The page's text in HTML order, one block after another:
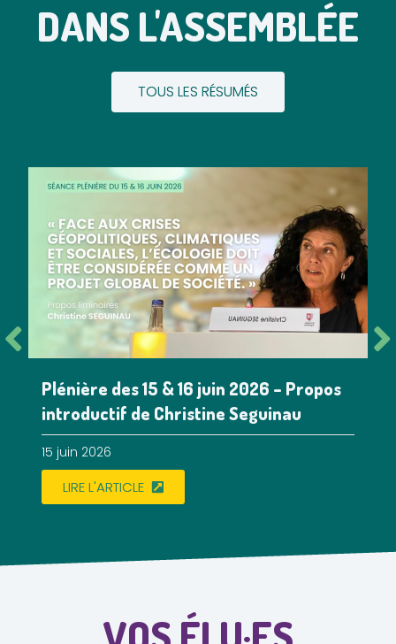
DANS L'ASSEMBLÉE
TOUS LES RÉSUMÉS
Plénière des 15 & 16 juin 2026 – Propos
introductif de Christine Seguinau
15 juin 2026
LIRE L'ARTICLE